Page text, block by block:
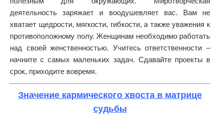
деятельность заряжает и воодушевляет вас. Вам не
хватает щедрости, мягкости, гибкости, а также уважения к
противоположному полу. Женщинам необходимо работать
над своей женственностью. Учитесь ответственности –
начните с самых маленьких задач. Сдавайте проекты в
срок, приходите вовремя.
Значение кармического хвоста в матрице
судьбы